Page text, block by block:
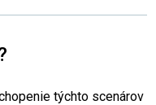
týchto scenárov